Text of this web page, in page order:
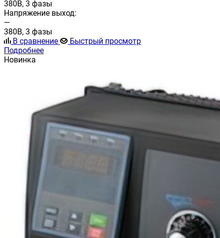
380В, 3 фазы
Напряжение выход:
—
380В, 3 фазы
В сравнение
Быстрый просмотр
Подробнее
Новинка